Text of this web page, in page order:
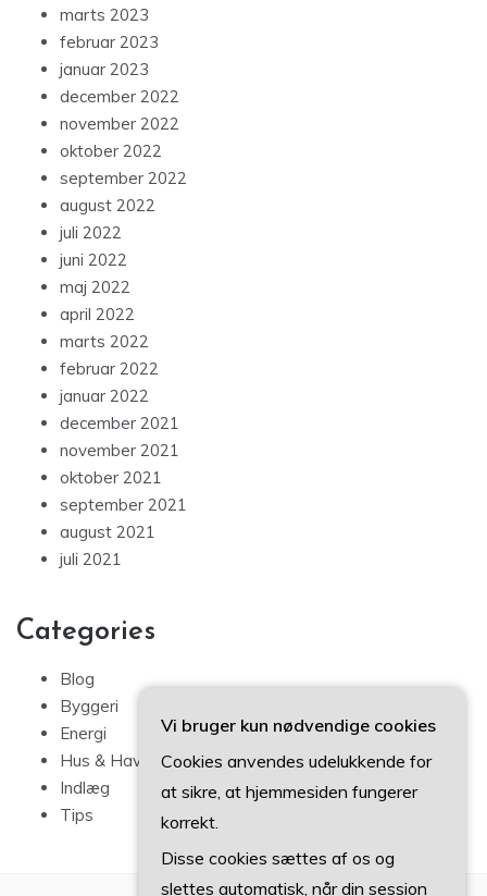
marts 2023
februar 2023
januar 2023
december 2022
november 2022
oktober 2022
september 2022
august 2022
juli 2022
juni 2022
maj 2022
april 2022
marts 2022
februar 2022
januar 2022
december 2021
november 2021
oktober 2021
september 2021
august 2021
juli 2021
Categories
Blog
Byggeri
Energi
Hus & Have
Indlæg
Tips
Vi bruger kun nødvendige cookies
Cookies anvendes udelukkende for
at sikre, at hjemmesiden fungerer
korrekt.
Disse cookies sættes af os og
slettes automatisk, når din session